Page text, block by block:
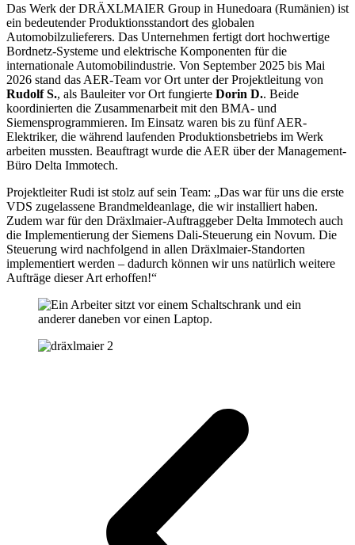
Das Werk der DRÄXLMAIER Group in Hunedoara (Rumänien) ist
ein bedeutender Produktionsstandort des globalen
Automobilzulieferers. Das Unternehmen fertigt dort hochwertige
Bordnetz-Systeme und elektrische Komponenten für die
internationale Automobilindustrie. Von September 2025 bis Mai
2026 stand das AER-Team vor Ort unter der Projektleitung von
Rudolf S., als Bauleiter vor Ort fungierte Dorin D.. Beide
koordinierten die Zusammenarbeit mit den BMA- und
Siemensprogrammieren. Im Einsatz waren bis zu fünf AER-
Elektriker, die während laufenden Produktionsbetriebs im Werk
arbeiten mussten. Beauftragt wurde die AER über der Management-
Büro Delta Immotech.
Projektleiter Rudi ist stolz auf sein Team: „Das war für uns die erste
VDS zugelassene Brandmeldeanlage, die wir installiert haben.
Zudem war für den Dräxlmaier-Auftraggeber Delta Immotech auch
die Implementierung der Siemens Dali-Steuerung ein Novum. Die
Steuerung wird nachfolgend in allen Dräxlmaier-Standorten
implementiert werden – dadurch können wir uns natürlich weitere
Aufträge dieser Art erhoffen!“